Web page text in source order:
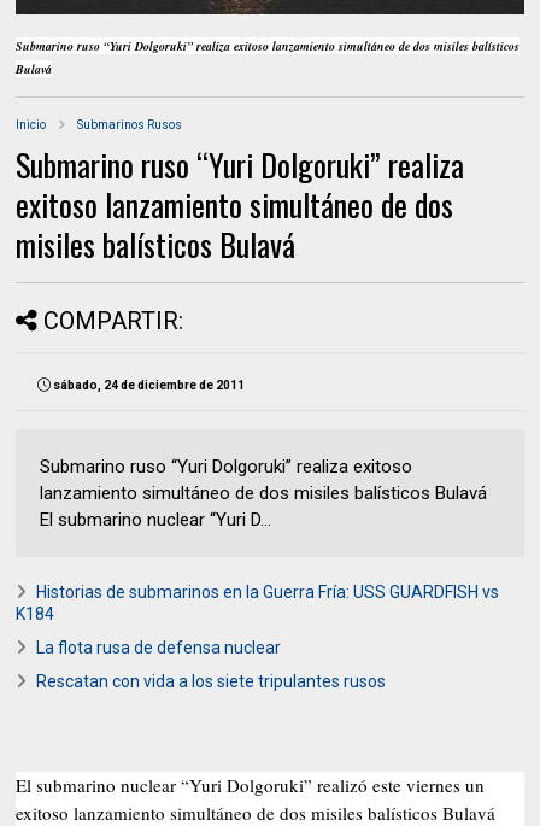
Submarino ruso “Yuri Dolgoruki” realiza exitoso lanzamiento simultáneo de dos misiles balísticos
Bulavá
Inicio Submarinos Rusos
Submarino ruso “Yuri Dolgoruki” realiza
exitoso lanzamiento simultáneo de dos
misiles balísticos Bulavá
COMPARTIR:
sábado, 24 de diciembre de 2011
Submarino ruso “Yuri Dolgoruki” realiza exitoso
lanzamiento simultáneo de dos misiles balísticos Bulavá
El submarino nuclear “Yuri D...
Historias de submarinos en la Guerra Fría: USS GUARDFISH vs
K184
La flota rusa de defensa nuclear
Rescatan con vida a los siete tripulantes rusos
El submarino nuclear “Yuri Dolgoruki” realizó este viernes un
exitoso lanzamiento simultáneo de dos misiles balísticos Bulavá